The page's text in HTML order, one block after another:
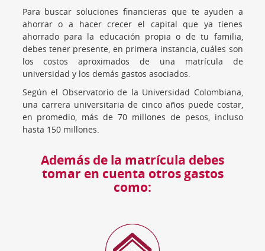
Para buscar soluciones financieras que te ayuden a
ahorrar o a hacer crecer el capital que ya tienes
ahorrado para la educación propia o de tu familia,
debes tener presente, en primera instancia, cuáles son
los costos aproximados de una matrícula de
universidad y los demás gastos asociados.
Según el Observatorio de la Universidad Colombiana,
una carrera universitaria de cinco años puede costar,
en promedio, más de 70 millones de pesos, incluso
hasta 150 millones.
Además de la matrícula debes
tomar en cuenta otros gastos
como: